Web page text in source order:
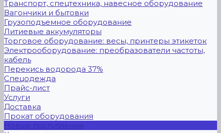
Транспорт, спецтехника, навесное оборудование
Вагончики и бытовки
Грузоподъемное оборудование
Литиевые аккумуляторы
Торговое оборудование: весы, принтеры этикеток
Электрооборудование: преобразователи частоты,
кабель
Перекись водорода 37%
Спецодежда
Прайс-лист
Услуги
Доставка
Прокат оборудования
Новые поступления